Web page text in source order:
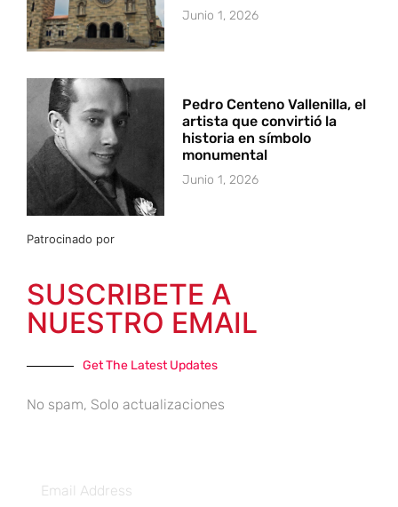
Junio 1, 2026
Pedro Centeno Vallenilla, el
artista que convirtió la
historia en símbolo
monumental
Junio 1, 2026
Patrocinado por
SUSCRIBETE A
NUESTRO EMAIL
Get The Latest Updates
No spam, Solo actualizaciones